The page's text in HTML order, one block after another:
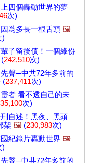
四個轟動世界的夢
次)
爲多長一根舌頭 🖼️
)
子留後債！一個緣份
(242,510次)
聲─中共72年多前的
(237,411次)
者 看不透自己的未
次)
自述！黑夜、黑頭
架 🖼️ (230,983次)
紀錄片轟動世界 🖼️
)
聲─中共72年多前的